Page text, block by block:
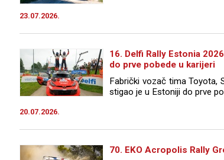
23.07.2026.
16. Delfi Rally Estonia
do prve pobede u karijeri
Fabrički vozač tima Toyota,
stigao je u Estoniji do prve
20.07.2026.
70. EKO Acropolis Rally